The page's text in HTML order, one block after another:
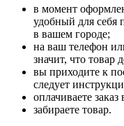
в момент
удобный для себя
в вашем городе;
на ваш телефон
значит, что товар
вы приходите к
следует
оплачиваете
забираете товар.